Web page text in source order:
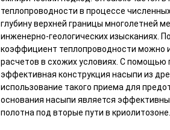
теплопроводности в процессе
глубину верхней границы многолетней
инженерно-геологических изысканиях.
коэффициент теплопроводности можно
расчетов в схожих условиях. С
эффективная конструкция насыпи из
использование такого приема для
основания насыпи является
полотна под вторые пути в криолитозоне.